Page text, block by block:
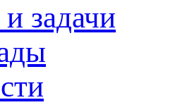
задачи